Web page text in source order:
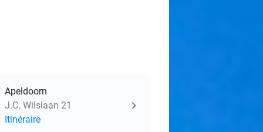
Apeldoorn
J.C. Wilslaan 21
Itinéraire